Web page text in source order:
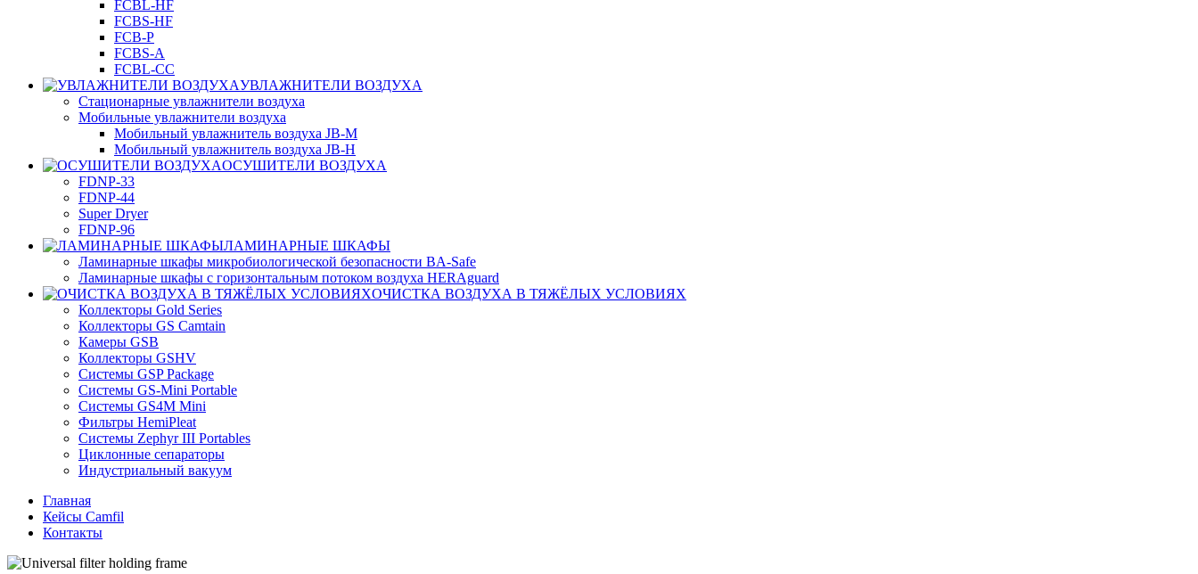
FCBL-HF
FCBS-HF
FCB-P
FCBS-A
FCBL-CC
УВЛАЖНИТЕЛИ ВОЗДУХА
Стационарные увлажнители воздуха
Мобильные увлажнители воздуха
Мобильный увлажнитель воздуха JB-M
Мобильный увлажнитель воздуха JB-H
ОСУШИТЕЛИ ВОЗДУХА
FDNP-33
FDNP-44
Super Dryer
FDNP-96
ЛАМИНАРНЫЕ ШКАФЫ
Ламинарные шкафы микробиологической безопасности BA-Safe
Ламинарные шкафы с горизонтальным потоком воздуха HERAguard
ОЧИСТКА ВОЗДУХА В ТЯЖЁЛЫХ УСЛОВИЯХ
Коллекторы Gold Series
Коллекторы GS Camtain
Камеры GSB
Коллекторы GSHV
Системы GSP Package
Системы GS-Mini Portable
Системы GS4M Mini
Фильтры HemiPleat
Системы Zephyr III Portables
Циклонные сепараторы
Индустриальный вакуум
Главная
Кейсы Camfil
Контакты